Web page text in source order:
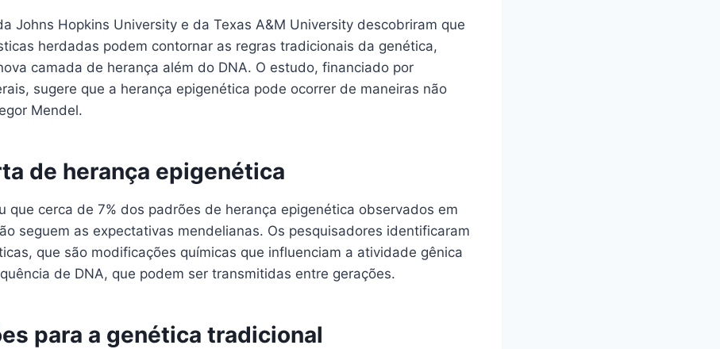
Johns Hopkins University e da Texas A&M University descobriram que
herdadas podem contornar as regras tradicionais da genética,
camada de herança além do DNA. O estudo, financiado por
sugere que a herança epigenética pode ocorrer de maneiras não
Mendel.
de herança epigenética
que cerca de 7% dos padrões de herança epigenética observados em
seguem as expectativas mendelianas. Os pesquisadores identificaram
que são modificações químicas que influenciam a atividade gênica
de DNA, que podem ser transmitidas entre gerações.
para a genética tradicional